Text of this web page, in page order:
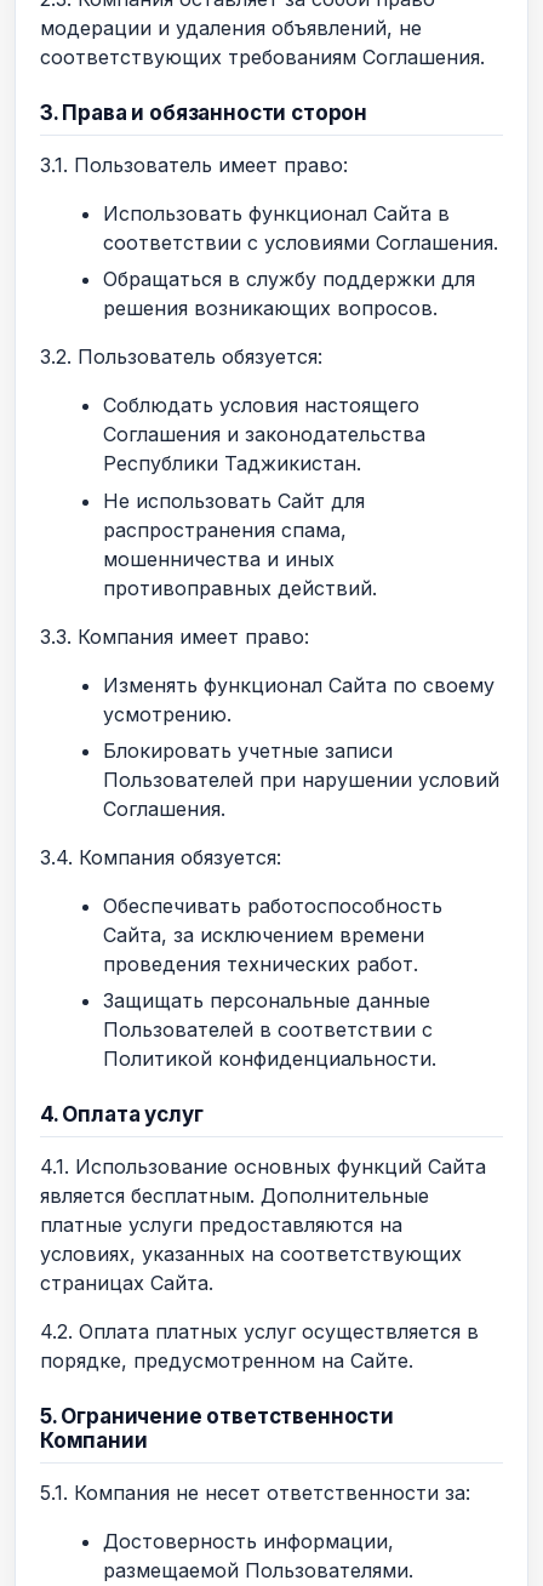
модерации и удаления объявлений, не
соответствующих требованиям Соглашения.
3. Права и обязанности сторон
3.1. Пользователь имеет право:
Использовать функционал Сайта в
соответствии с условиями Соглашения.
Обращаться в службу поддержки для
решения возникающих вопросов.
3.2. Пользователь обязуется:
Соблюдать условия настоящего
Соглашения и законодательства
Республики Таджикистан.
Не использовать Сайт для
распространения спама,
мошенничества и иных
противоправных действий.
3.3. Компания имеет право:
Изменять функционал Сайта по своему
усмотрению.
Блокировать учетные записи
Пользователей при нарушении условий
Соглашения.
3.4. Компания обязуется:
Обеспечивать работоспособность
Сайта, за исключением времени
проведения технических работ.
Защищать персональные данные
Пользователей в соответствии с
Политикой конфиденциальности.
4. Оплата услуг
4.1. Использование основных функций Сайта
является бесплатным. Дополнительные
платные услуги предоставляются на
условиях, указанных на соответствующих
страницах Сайта.
4.2. Оплата платных услуг осуществляется в
порядке, предусмотренном на Сайте.
5. Ограничение ответственности
Компании
5.1. Компания не несет ответственности за:
Достоверность информации,
размещаемой Пользователями.